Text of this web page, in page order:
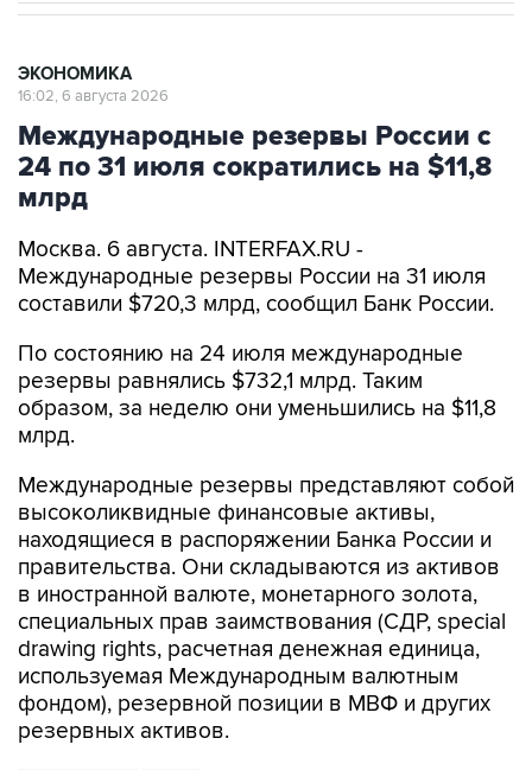
ЭКОНОМИКА
16:02, 6 августа 2026
Международные резервы России с
24 по 31 июля сократились на $11,8
млрд
Москва. 6 августа. INTERFAX.RU -
Международные резервы России на 31 июля
составили $720,3 млрд, сообщил Банк России.
По состоянию на 24 июля международные
резервы равнялись $732,1 млрд. Таким
образом, за неделю они уменьшились на $11,8
млрд.
Международные резервы представляют собой
высоколиквидные финансовые активы,
находящиеся в распоряжении Банка России и
правительства. Они складываются из активов
в иностранной валюте, монетарного золота,
специальных прав заимствования (СДР, special
drawing rights, расчетная денежная единица,
используемая Международным валютным
фондом), резервной позиции в МВФ и других
резервных активов.